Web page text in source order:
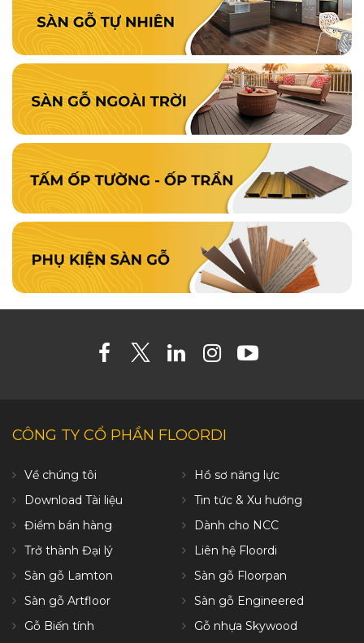
CÔNG TY CỔ PHẦN FLOORDI
Về chúng tôi
Hồ sơ năng lực
Download Tài liệu
Tin tức & Xu hướng
Điểm bán hàng
Dành cho NCC
Trở thành Đại lý
Liên hệ Floordi
Sàn gỗ Lamton
Sàn gỗ Floorpan
Sàn gỗ Artfloor
Sàn gỗ Engineered
Gỗ Biến tính
Gỗ nhựa Skywood